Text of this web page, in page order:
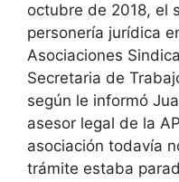
octubre de 2018, el
personería jurídica
Asociaciones
Secretaria de
según le informó
asesor legal de la
asociación todavía
trámite estaba